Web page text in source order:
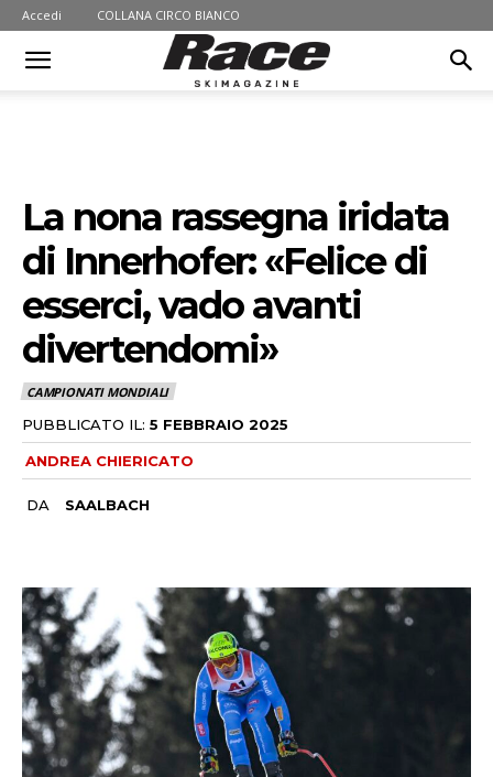
Accedi COLLANA CIRCO BIANCO
La nona rassegna iridata
di Innerhofer: «Felice di
esserci, vado avanti
divertendomi»
CAMPIONATI MONDIALI
PUBBLICATO IL: 5 FEBBRAIO 2025
ANDREA CHIERICATO
DA SAALBACH